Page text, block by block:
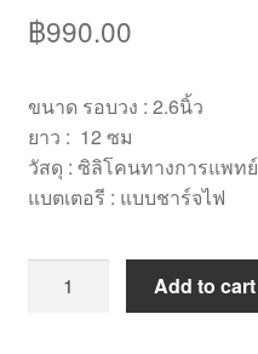
฿990.00
ขนาด รอบวง : 2.6นิ้ว
ยาว : 12 ซม
วัสดุ : ซิลิโคนทางการแพทย์
แบตเตอรี : แบบชาร์จไฟ
Add to cart